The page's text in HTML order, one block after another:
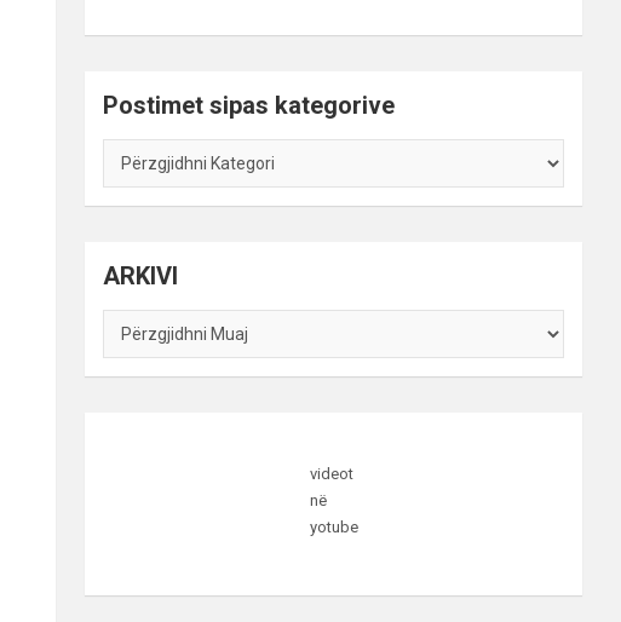
Postimet sipas kategorive
Postimet
sipas
kategorive
ARKIVI
ARKIVI
videot
në
yotube